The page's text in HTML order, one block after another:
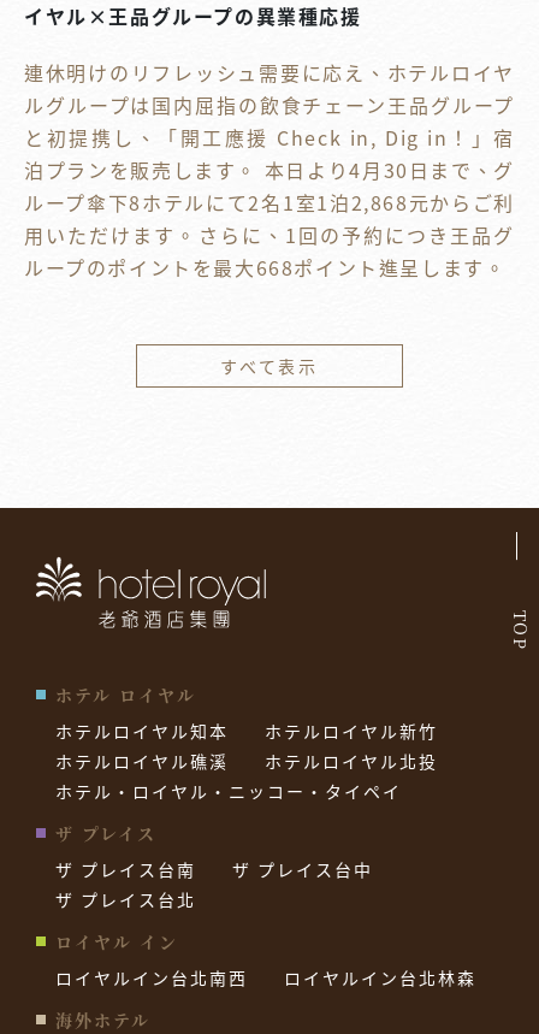
イヤル×王品グループの異業種応援
連休明けのリフレッシュ需要に応え、ホテルロイヤ
ルグループは国内屈指の飲食チェーン王品グループ
と初提携し、「開工應援 Check in, Dig in！」宿
泊プランを販売します。 本日より4月30日まで、グ
ループ傘下8ホテルにて2名1室1泊2,868元からご利
用いただけます。さらに、1回の予約につき王品グ
ループのポイントを最大668ポイント進呈します。
すべて表示
TOP
ホテル ロイヤル
ホテルロイヤル知本
ホテルロイヤル新竹
ホテルロイヤル礁溪
ホテルロイヤル北投
ホテル・ロイヤル・ニッコー・タイペイ
ザ プレイス
ザ プレイス台南
ザ プレイス台中
ザ プレイス台北
ロイヤル イン
ロイヤルイン台北南西
ロイヤルイン台北林森
海外ホテル